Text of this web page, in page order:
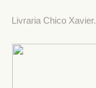
Livraria Chico Xavier.